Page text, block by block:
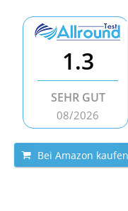
1.3
SEHR GUT
08/2026
Bei Amazon kaufen